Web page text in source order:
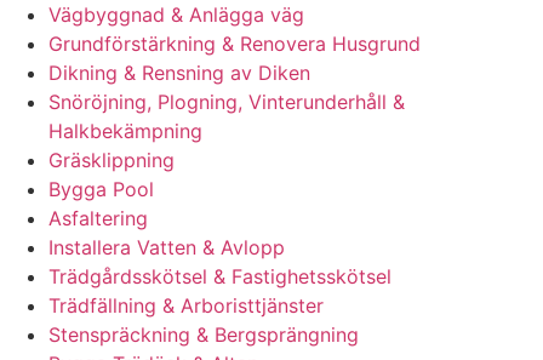
Vägbyggnad & Anlägga väg
Grundförstärkning & Renovera Husgrund
Dikning & Rensning av Diken
Snöröjning, Plogning, Vinterunderhåll &
Halkbekämpning
Gräsklippning
Bygga Pool
Asfaltering
Installera Vatten & Avlopp
Trädgårdsskötsel & Fastighetsskötsel
Trädfällning & Arboristtjänster
Stenspräckning & Bergsprängning